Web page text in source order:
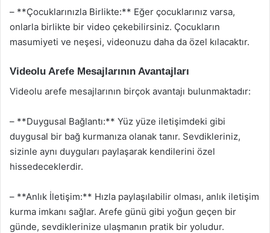
– **Çocuklarınızla Birlikte:** Eğer çocuklarınız varsa,
onlarla birlikte bir video çekebilirsiniz. Çocukların
masumiyeti ve neşesi, videonuzu daha da özel kılacaktır.
Videolu Arefe Mesajlarının Avantajları
Videolu arefe mesajlarının birçok avantajı bulunmaktadır:
– **Duygusal Bağlantı:** Yüz yüze iletişimdeki gibi
duygusal bir bağ kurmanıza olanak tanır. Sevdikleriniz,
sizinle aynı duyguları paylaşarak kendilerini özel
hissedeceklerdir.
– **Anlık İletişim:** Hızla paylaşılabilir olması, anlık iletişim
kurma imkanı sağlar. Arefe günü gibi yoğun geçen bir
günde, sevdiklerinize ulaşmanın pratik bir yoludur.